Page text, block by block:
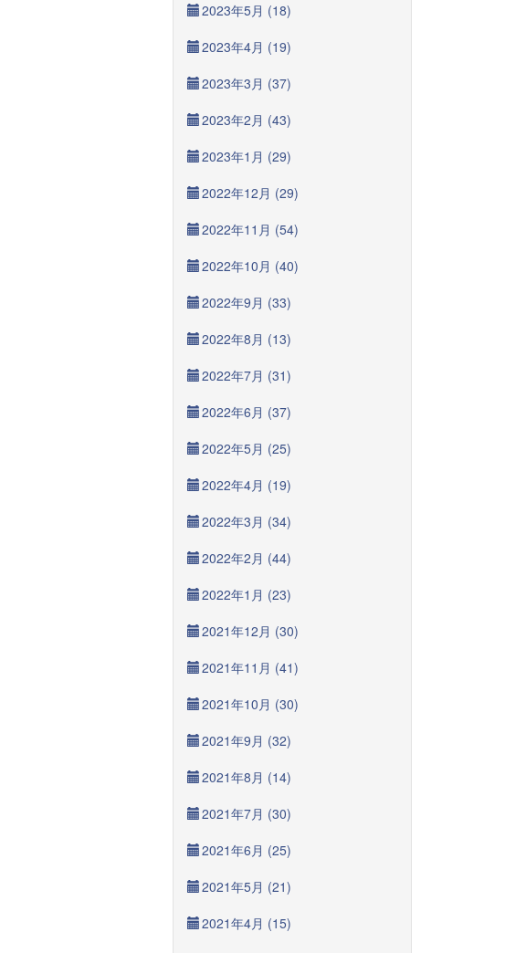
2023年5月 (18)
2023年4月 (19)
2023年3月 (37)
2023年2月 (43)
2023年1月 (29)
2022年12月 (29)
2022年11月 (54)
2022年10月 (40)
2022年9月 (33)
2022年8月 (13)
2022年7月 (31)
2022年6月 (37)
2022年5月 (25)
2022年4月 (19)
2022年3月 (34)
2022年2月 (44)
2022年1月 (23)
2021年12月 (30)
2021年11月 (41)
2021年10月 (30)
2021年9月 (32)
2021年8月 (14)
2021年7月 (30)
2021年6月 (25)
2021年5月 (21)
2021年4月 (15)